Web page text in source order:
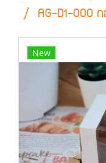
AG-D1-000 ก
New